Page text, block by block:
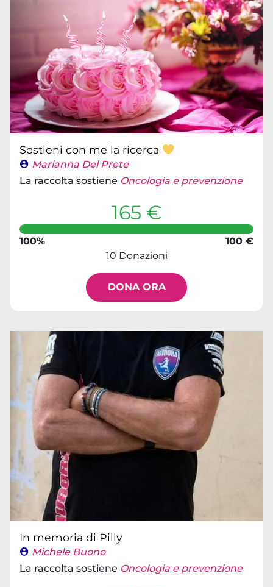
Sostieni con me la ricerca
Marianna Del Prete
La raccolta sostiene Oncologia e prevenzione
165 €
100%
100 €
10 Donazioni
DONA ORA
In memoria di Pilly
Michele Buono
La raccolta sostiene Oncologia e prevenzione